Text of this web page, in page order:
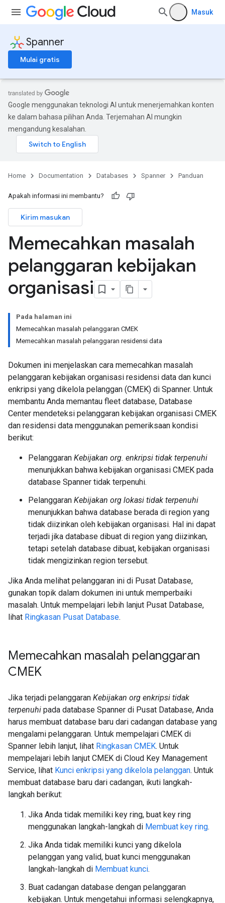
Masuk
Spanner
Mulai gratis
Google menggunakan teknologi AI untuk menerjemahkan konten
ke dalam bahasa pilihan Anda. Terjemahan AI mungkin
mengandung kesalahan.
Home Documentation Databases Spanner Panduan
Apakah informasi ini membantu?
Kirim masukan
Memecahkan masalah
pelanggaran kebijakan
organisasi
Pada halaman ini
Memecahkan masalah pelanggaran CMEK
Memecahkan masalah pelanggaran residensi data
Dokumen ini menjelaskan cara memecahkan masalah
pelanggaran kebijakan organisasi residensi data dan kunci
enkripsi yang dikelola pelanggan (CMEK) di Spanner. Untuk
membantu Anda memantau fleet database, Database
Center mendeteksi pelanggaran kebijakan organisasi CMEK
dan residensi data menggunakan pemeriksaan kondisi
berikut:
Pelanggaran Kebijakan org. enkripsi tidak terpenuhi
menunjukkan bahwa kebijakan organisasi CMEK pada
database Spanner tidak terpenuhi.
Pelanggaran Kebijakan org lokasi tidak terpenuhi
menunjukkan bahwa database berada di region yang
tidak diizinkan oleh kebijakan organisasi. Hal ini dapat
terjadi jika database dibuat di region yang diizinkan,
tetapi setelah database dibuat, kebijakan organisasi
tidak mengizinkan region tersebut.
Jika Anda melihat pelanggaran ini di Pusat Database,
gunakan topik dalam dokumen ini untuk memperbaiki
masalah. Untuk mempelajari lebih lanjut Pusat Database,
lihat Ringkasan Pusat Database.
Memecahkan masalah pelanggaran
CMEK
Jika terjadi pelanggaran Kebijakan org enkripsi tidak
terpenuhi pada database Spanner di Pusat Database, Anda
harus membuat database baru dari cadangan database yang
mengalami pelanggaran. Untuk mempelajari CMEK di
Spanner lebih lanjut, lihat Ringkasan CMEK. Untuk
mempelajari lebih lanjut CMEK di Cloud Key Management
Service, lihat Kunci enkripsi yang dikelola pelanggan. Untuk
membuat database baru dari cadangan, ikuti langkah-
langkah berikut:
Jika Anda tidak memiliki key ring, buat key ring
menggunakan langkah-langkah di Membuat key ring.
Jika Anda tidak memiliki kunci yang dikelola
pelanggan yang valid, buat kunci menggunakan
langkah-langkah di Membuat kunci.
Buat cadangan database dengan pelanggaran
kebijakan. Untuk mengetahui informasi selengkapnya,